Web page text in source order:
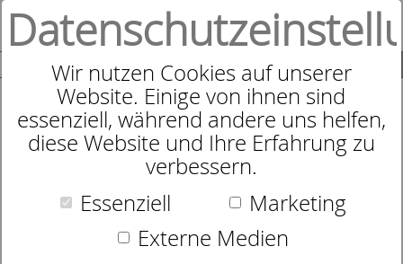
Wir nutzen Cookies auf unserer
Website. Einige von ihnen sind
essenziell, während andere uns helfen,
diese Website und Ihre Erfahrung zu
verbessern.
Essenziell
Marketing
Externe Medien
SUCHE
"Kingston"
Taschenfederkernmatratze